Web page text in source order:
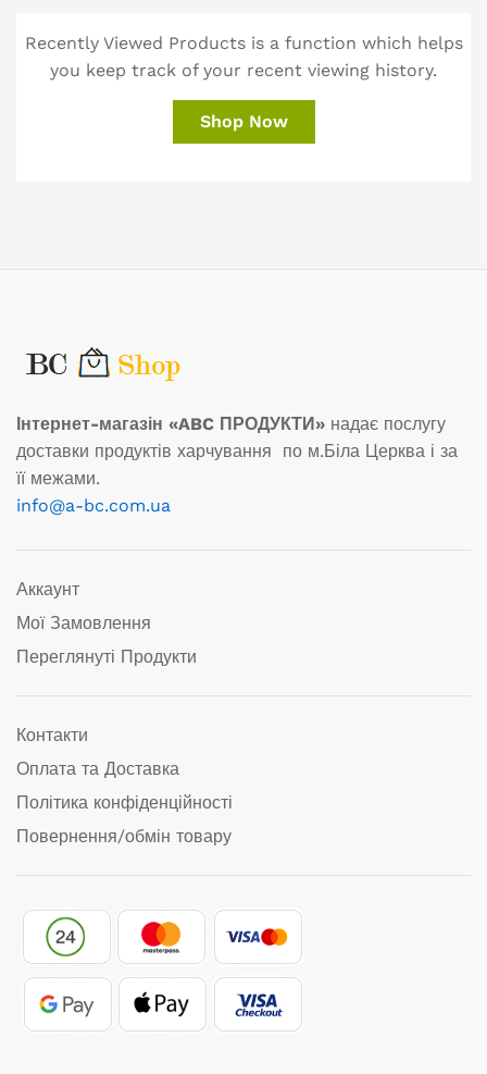
Recently Viewed Products is a function which helps
you keep track of your recent viewing history.
Shop Now
Інтернет-магазін «ABC ПРОДУКТИ» надає послугу
доставки продуктів харчування по м.Біла Церква і за
її межами.
info@a-bc.com.ua
Аккаунт
Мої Замовлення
Переглянуті Продукти
Контакти
Оплата та Доставка
Політика конфіденційності
Повернення/обмін товару